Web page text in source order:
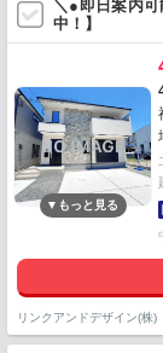
＼●即日案内
中！】
リンクアンドデザイン(株)